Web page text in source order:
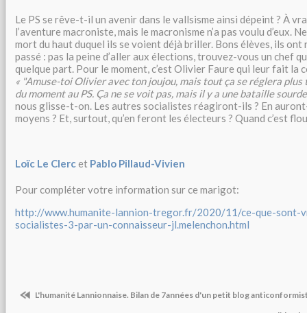
Le PS se rêve-t-il un avenir dans le vallsisme ainsi dépeint ? À
l’aventure macroniste, mais le macronisme n’a pas voulu d’eux.
mort du haut duquel ils se voient déjà briller. Bons élèves, ils ont
passé : pas la peine d’aller aux élections, trouvez-vous un chef
quelque part. Pour le moment, c’est Olivier Faure qui leur fait la
« "Amuse-toi Olivier avec ton joujou, mais tout ça se réglera plus
du moment au PS. Ça ne se voit pas, mais il y a une bataille
nous glisse-t-on. Les autres socialistes réagiront-ils ? En
moyens ? Et, surtout, qu’en feront les électeurs ? Quand c’est flou
Loïc Le Clercet Pablo Pillaud-Vivien
Pour compléter votre information sur ce marigot:
http://www.humanite-lannion-tregor.fr/2020/11/ce-que-sont-
socialistes-3-par-un-connaisseur-jl.melenchon.html
L'humanité Lannionnaise. Bilan de 7années d'un petit blog